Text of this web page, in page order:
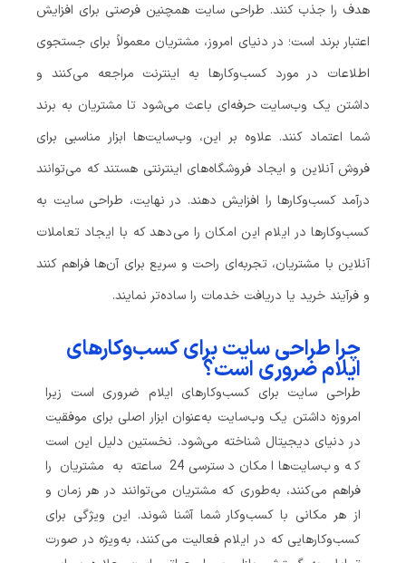
هدف را جذب کنند. طراحی سایت همچنین فرصتی برای افزایش
اعتبار برند است؛ در دنیای امروز، مشتریان معمولاً برای جستجوی
اطلاعات در مورد کسب‌وکارها به اینترنت مراجعه می‌کنند و
داشتن یک وب‌سایت حرفه‌ای باعث می‌شود تا مشتریان به برند
شما اعتماد کنند. علاوه بر این، وب‌سایت‌ها ابزار مناسبی برای
فروش آنلاین و ایجاد فروشگاه‌های اینترنتی هستند که می‌توانند
درآمد کسب‌وکارها را افزایش دهند. در نهایت، طراحی سایت به
کسب‌وکارها در ایلام این امکان را می‌دهد که با ایجاد تعاملات
آنلاین با مشتریان، تجربه‌ای راحت و سریع برای آن‌ها فراهم کنند
و فرآیند خرید یا دریافت خدمات را ساده‌تر نمایند.
چرا طراحی سایت برای کسب‌وکارهای
ایلام ضروری است؟
طراحی سایت برای کسب‌وکارهای ایلام ضروری است زیرا
امروزه داشتن یک وب‌سایت به‌عنوان ابزار اصلی برای موفقیت
در دنیای دیجیتال شناخته می‌شود. نخستین دلیل این است
که وب‌سایت‌ها امکان دسترسی 24 ساعته به مشتریان را
فراهم می‌کنند، به‌طوری که مشتریان می‌توانند در هر زمان و
از هر مکانی با کسب‌وکار شما آشنا شوند. این ویژگی برای
کسب‌وکارهایی که در ایلام فعالیت می‌کنند، به‌ویژه در صورت